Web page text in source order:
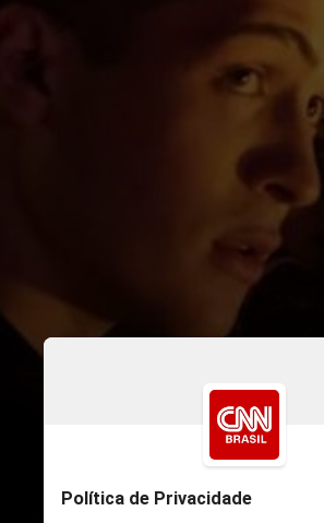
estreia na Max
abril.Ao todo serão sete